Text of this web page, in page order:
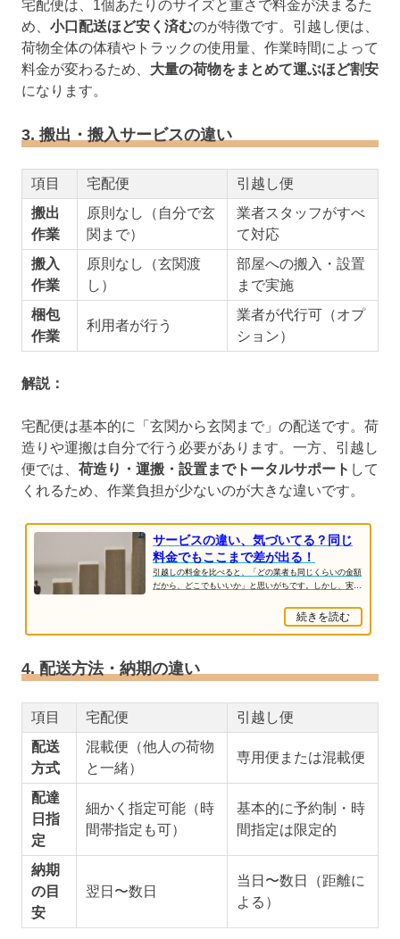
宅配便は、1個あたりのサイズと重さで料金が決まるた
め、 小口配送ほど安く済むのが特徴です。引越し便は、
荷物全体の体積やトラックの使用量、作業時間によって
料金が変わるため、 大量の荷物をまとめて運ぶほど割安
になります。
3. 搬出・搬入サービスの違い
項目 宅配便
引越し便
搬出
作業
原則なし（自分で玄
関まで）
業者スタッフがすべ
て対応
搬入
作業
原則なし（玄関渡
し）
部屋への搬入・設置
まで実施
梱包
作業
利用者が行う
業者が代行可（オプ
ション）
解説：
宅配便は基本的に「玄関から玄関まで」の配送です。荷
造りや運搬は自分で行う必要があります。一方、引越し
便では、 荷造り・運搬・設置までトータルサポート して
くれるため、作業負担が少ないのが大きな違いです。
サービスの違い、気づいてる？同じ
料金でもここまで差が出る！
引越しの料金を比べると、「どの業者も同じくらいの金額
だから、どこでもいいか」と思いがちです。しかし、実際
続きを読む
4. 配送方法・納期の違い
項目 宅配便
引越し便
配送
方式
混載便（他人の荷物
と一緒）
専用便または混載便
配達
日指
定
細かく指定可能（時
間帯指定も可）
基本的に予約制・時
間指定は限定的
納期
の目
安
翌日〜数日
当日〜数日（距離に
よる）